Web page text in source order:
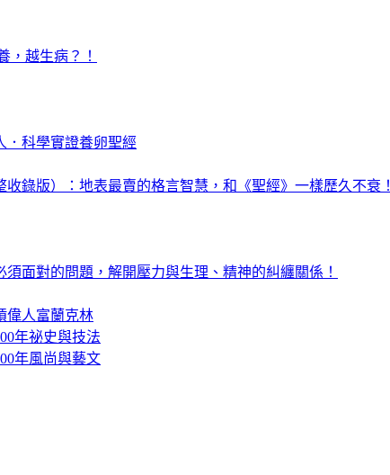
，越生病？！
．科學實證養卵聖經
收錄版）：地表最賣的格言智慧，和《聖經》一樣歷久不衰！
須面對的問題，解開壓力與生理、精神的糾纏關係！
偉人富蘭克林
年祕史與技法
年風尚與藝文